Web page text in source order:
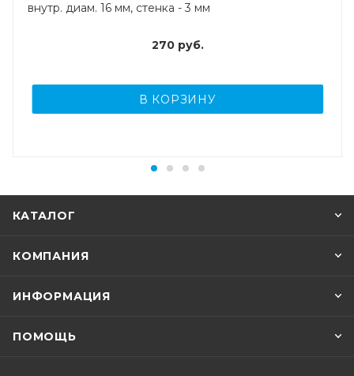
внутр. диам. 16 мм, стенка - 3 мм
270руб.
В КОРЗИНУ
КАТАЛОГ
КОМПАНИЯ
ИНФОРМАЦИЯ
ПОМОЩЬ